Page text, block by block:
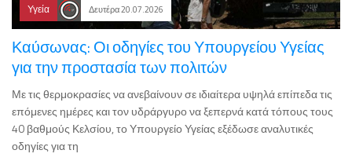
Υγεία Δευτέρα 20.07.2026
Καύσωνας: Οι οδηγίες του Υπουργείου Υγείας
για την προστασία των πολιτών
Με τις θερμοκρασίες να ανεβαίνουν σε ιδιαίτερα υψηλά επίπεδα τις
επόμενες ημέρες και τον υδράργυρο να ξεπερνά κατά τόπους τους
40 βαθμούς Κελσίου, το Υπουργείο Υγείας εξέδωσε αναλυτικές
οδηγίες για τη